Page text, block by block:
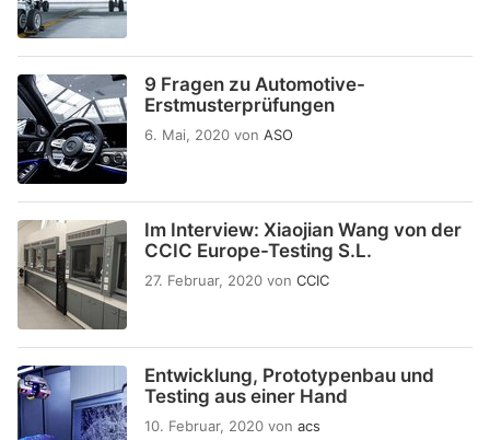
9 Fragen zu Automotive-
Erstmusterprüfungen
6. Mai, 2020 von ASO
Im Interview: Xiaojian Wang von der
CCIC Europe-Testing S.L.
27. Februar, 2020 von CCIC
Entwicklung, Prototypenbau und
Testing aus einer Hand
10. Februar, 2020 von acs